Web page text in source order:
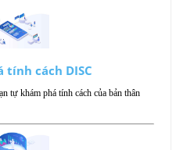
tính cách DISC
tự khám phá tính cách của bản thân